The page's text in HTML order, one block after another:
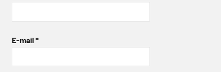
E-mail *